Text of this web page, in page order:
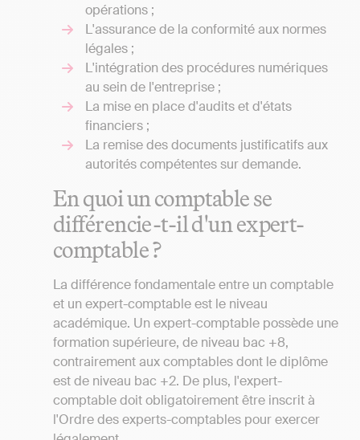
opérations ;
L'assurance de la conformité aux normes
légales ;
L'intégration des procédures numériques
au sein de l'entreprise ;
La mise en place d'audits et d'états
financiers ;
La remise des documents justificatifs aux
autorités compétentes sur demande.
En quoi un comptable se
différencie-t-il d'un expert-
comptable ?
La différence fondamentale entre un comptable
et un expert-comptable est le niveau
académique. Un expert-comptable possède une
formation supérieure, de niveau bac +8,
contrairement aux comptables dont le diplôme
est de niveau bac +2. De plus, l'expert-
comptable doit obligatoirement être inscrit à
l'Ordre des experts-comptables pour exercer